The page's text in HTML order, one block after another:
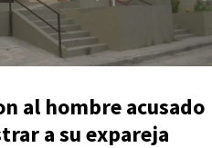
al hombre acusado
a su expareja